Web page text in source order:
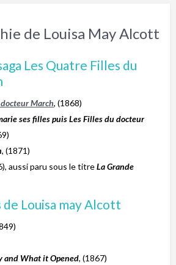
de Louisa May Alcott
Les Quatre Filles du
March, (1868)
ses filles puis Les Filles du docteur
, (1871)
aussi paru sous le titreLa Grande
Louisa may Alcott
and What it Opened, (1867)